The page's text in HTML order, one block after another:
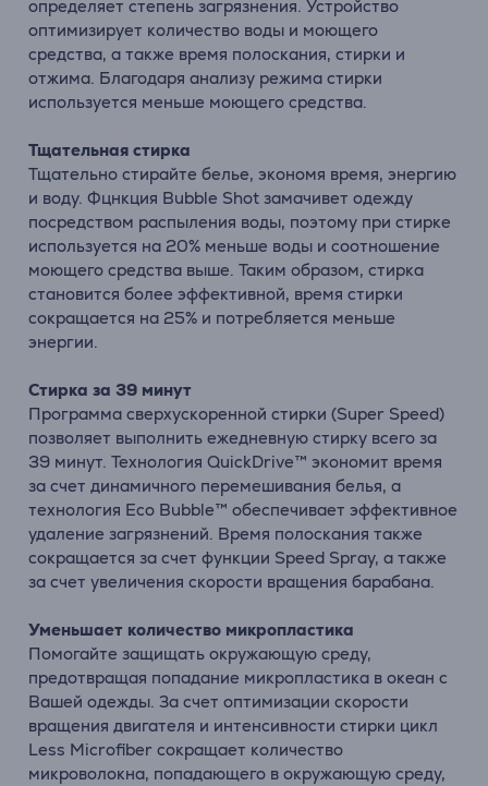
определяет степень загрязнения. Устройство
оптимизирует количество воды и моющего
средства, а также время полоскания, стирки и
отжима. Благодаря анализу режима стирки
используется меньше моющего средства.
Тщательная стирка
Тщательно стирайте белье, экономя время, энергию
и воду. Фцнкция Bubble Shot замачивет одежду
посредством распыления воды, поэтому при стирке
используется на 20% меньше воды и соотношение
моющего средства выше. Таким образом, стирка
становится более эффективной, время стирки
сокращается на 25% и потребляется меньше
энергии.
Стирка за 39 минут
Программа сверхускоренной стирки (Super Speed)
позволяет выполнить ежедневную стирку всего за
39 минут. Технология QuickDrive™ экономит время
за счет динамичного перемешивания белья, а
технология Eco Bubble™ обеспечивает эффективное
удаление загрязнений. Время полоскания также
сокращается за счет функции Speed Spray, а также
за счет увеличения скорости вращения барабана.
Уменьшает количество микропластика
Помогайте защищать окружающую среду,
предотвращая попадание микропластика в океан с
Вашей одежды. За счет оптимизации скорости
вращения двигателя и интенсивности стирки цикл
Less Microfiber сокращает количество
микроволокна, попадающего в окружающую среду,